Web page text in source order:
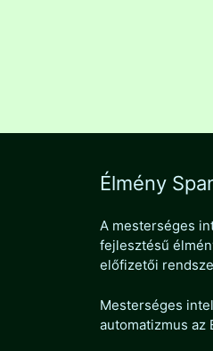
Élmény
A mesterséges
fejlesztésű
előfizetői
Mesterséges
automatizmus az